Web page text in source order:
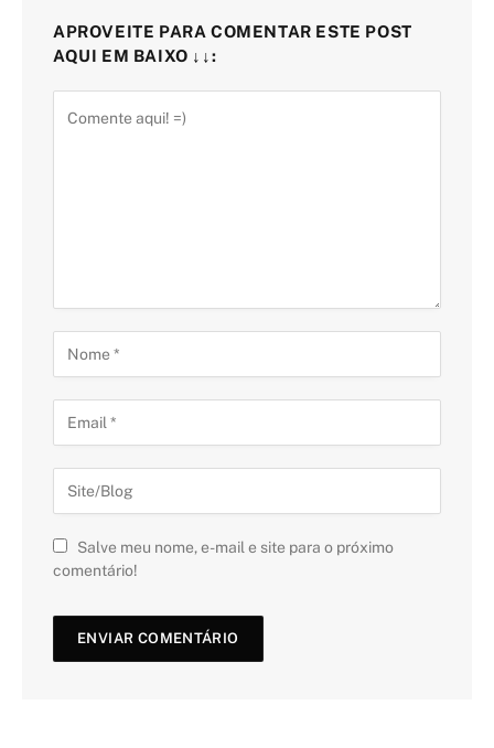
APROVEITE PARA COMENTAR ESTE POST
AQUI EM BAIXO ↓↓:
Salve meu nome, e-mail e site para o próximo
comentário!